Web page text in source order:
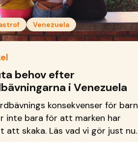
Venezuela
behov efter
i Venezuela
konsekvenser för barn
inte bara för att marken har
att skaka. Läs vad vi gör just nu.